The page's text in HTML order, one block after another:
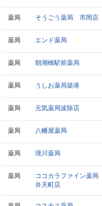
薬局 そうごう薬局 市岡店
薬局 エンド薬局
薬局 朝潮橋駅前薬局
薬局 うしお薬局築港
薬局 元気薬局波除店
薬局 八幡屋薬局
薬局 境川薬局
薬局
ココカラファイン薬局
弁天町店